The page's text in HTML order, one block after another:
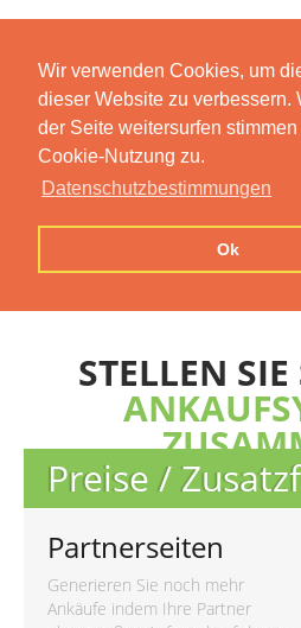
Wir verwenden Cookies, um
dieser Website zu verbessern.
der Seite weitersurfen
Cookie-Nutzung zu.
Datenschutzbestimmungen
Ok
Startseite
Preise
Kontakt
STELLEN
Preise /
Partnerseiten
Generieren Sie noch mehr
Ankäufe indem Ihre Partner